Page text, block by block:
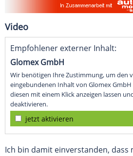
Video
Empfohlener externer Inhalt:
Glomex GmbH
Wir benötigen Ihre Zustimmung, um den
eingebundenen Inhalt von Glomex GmbH
diesen mit einem Klick anzeigen lassen
deaktivieren.
jetzt aktivieren
Ich bin damit einverstanden, dass